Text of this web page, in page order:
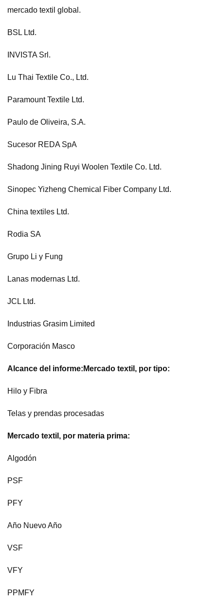
mercado textil global.
BSL Ltd.
INVISTA Srl.
Lu Thai Textile Co., Ltd.
Paramount Textile Ltd.
Paulo de Oliveira, S.A.
Sucesor REDA SpA
Shadong Jining Ruyi Woolen Textile Co. Ltd.
Sinopec Yizheng Chemical Fiber Company Ltd.
China textiles Ltd.
Rodia SA
Grupo Li y Fung
Lanas modernas Ltd.
JCL Ltd.
Industrias Grasim Limited
Corporación Masco
Alcance del informe: Mercado textil, por tipo:
Hilo y Fibra
Telas y prendas procesadas
Mercado textil, por materia prima:
Algodón
PSF
PFY
Año Nuevo Año
VSF
VFY
PPMFY